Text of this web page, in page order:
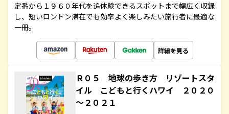
定番から１９６０年代を追体験できるスポットまで幅広く収録
し、短いロンドン滞在でも効率よく楽しみたい旅行者に最適な
一冊。
詳細を見る
Ｒ０５ 地球の歩き方 リゾートスタ
イル こどもと行くハワイ ２０２０
～２０２１